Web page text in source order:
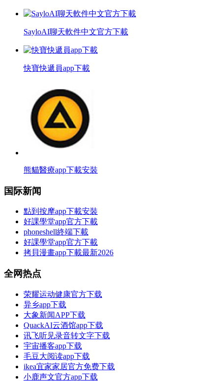
SayloAI聊天軟件中文官方下載
快寶快遞員app下載
熊貓醫療app下載安裝
国际新闻
點到按摩app下載安裝
好課學堂app官方下載
phoneshell終端下載
好課學堂app官方下載
拷貝漫畫app下載最新2026
全网热点
荣耀运动健康官方下载
异乡app下载
大象新闻APP下载
QuackAI云酒馆app下载
讯飞听见录音转文字下载
宇宙播客app下载
毛豆大阅读app下载
ikea宜家家居官方免费下载
小鹿声文官方app下载